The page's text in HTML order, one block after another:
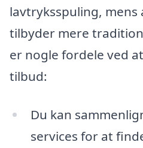
lavtryksspuling, mens
tilbyder mere
er nogle fordele ved
tilbud:
Du kan
services for at